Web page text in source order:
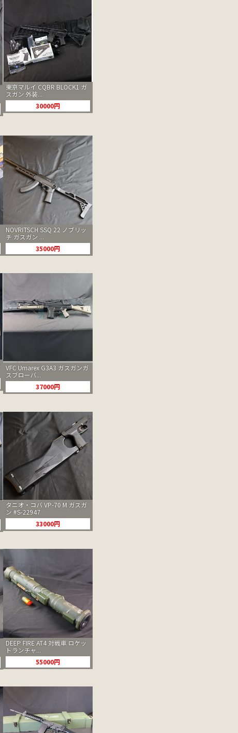
東京マルイ CQBR BLOCK1 ガ
スガン 外装...
30000円
NOVRITSCH SSQ 22 ノブリッ
チ ガスガン ...
35000円
VFC Umarex G3A3 ガスガンガ
スブローバ...
37000円
タニオ・コバ VP-70 M ガスガ
ン #S-22947
33000円
DEEP FIRE AT4 対戦車 ロケッ
トランチャ...
55000円